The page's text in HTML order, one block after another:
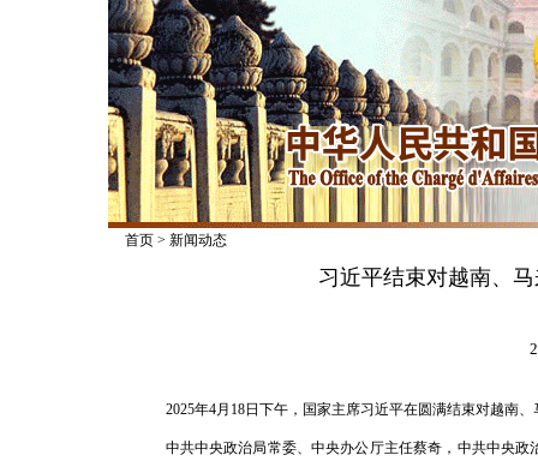
首页> 新闻动态
习近平结束对越南、
2025年4月18日下午，国家主席习近平在圆满结束对越南
中共中央政治局常委、中央办公厅主任蔡奇，中共中央